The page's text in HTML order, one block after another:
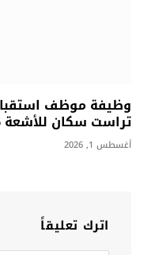
وظيفة موظف
تراست سكان للأشعة 2026.. فرصة مميزة بدون خبرة
أغسطس 1, 2026
اترك تعليقاً